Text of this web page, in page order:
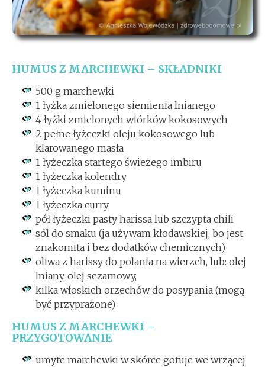
HUMUS Z MARCHEWKI – SKŁADNIKI
500 g marchewki
1 łyżka zmielonego siemienia lnianego
4 łyżki zmielonych wiórków kokosowych
2 pełne łyżeczki oleju kokosowego lub
klarowanego masła
1 łyżeczka startego świeżego imbiru
1 łyżeczka kolendry
1 łyżeczka kuminu
1 łyżeczka curry
pół łyżeczki pasty harissa lub szczypta chili
sól do smaku (ja używam kłodawskiej, bo jest
znakomita i bez dodatków chemicznych)
oliwa z harissy do polania na wierzch, lub: olej
lniany, olej sezamowy,
kilka włoskich orzechów do posypania (mogą
być przyprażone)
HUMUS Z MARCHEWKI –
PRZYGOTOWANIE
umyte marchewki w skórce gotuje we wrzącej